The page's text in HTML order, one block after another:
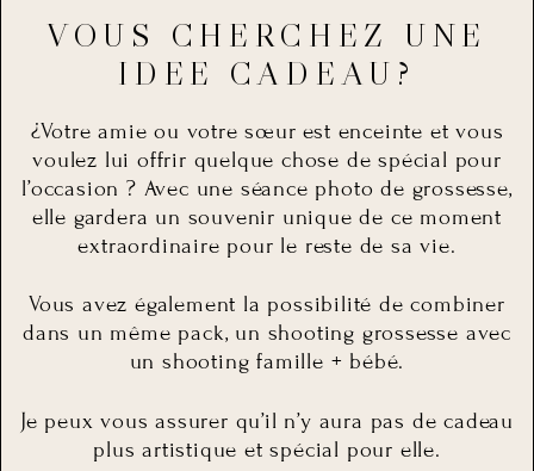
VOUS CHERCHEZ UNE
IDEE CADEAU?
¿Votre amie ou votre sœur est enceinte et vous
voulez lui offrir quelque chose de spécial pour
l’occasion ? Avec une séance photo de grossesse,
elle gardera un souvenir unique de ce moment
extraordinaire pour le reste de sa vie.
Vous avez également la possibilité de combiner
dans un même pack, un shooting grossesse avec
un shooting famille + bébé.
Je peux vous assurer qu’il n’y aura pas de cadeau
plus artistique et spécial pour elle.